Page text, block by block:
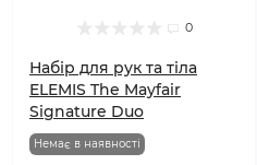
0
Набір для рук та тіла
ELEMIS The Mayfair
Signature Duo
Немає в наявності